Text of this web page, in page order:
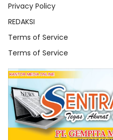
Privacy Policy
REDAKSI
Terms of Service
Terms of Service